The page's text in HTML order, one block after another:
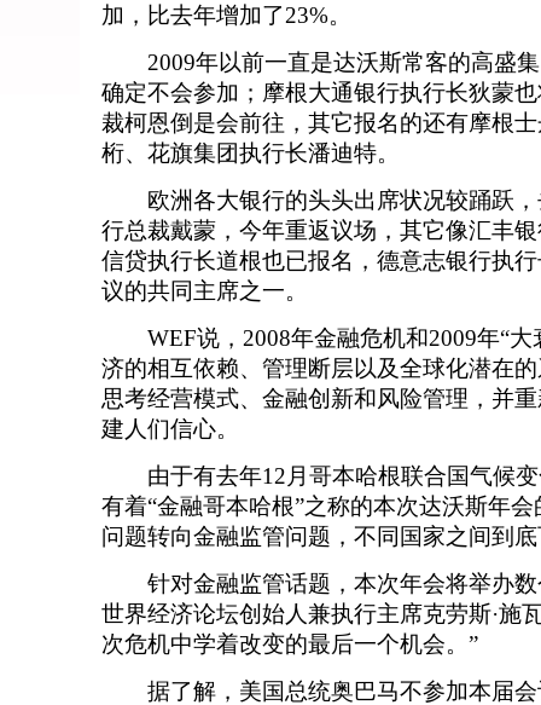
加，比去年增加了23%。
2009年以前一直是达沃斯常客的高盛集
确定不会参加；摩根大通银行执行长狄蒙
裁柯恩倒是会前往，其它报名的还有摩根
桁、花旗集团执行长潘迪特。
欧洲各大银行的头头出席状况较踊跃，
行总裁戴蒙，今年重返议场，其它像汇丰
信贷执行长道根也已报名，德意志银行执
议的共同主席之一。
WEF说，2008年金融危机和2009年“大
济的相互依赖、管理断层以及全球化潜在
思考经营模式、金融创新和风险管理，并
建人们信心。
由于有去年12月哥本哈根联合国气候变
有着“金融哥本哈根”之称的本次达沃斯年
问题转向金融监管问题，不同国家之间到
针对金融监管话题，本次年会将举办数
世界经济论坛创始人兼执行主席克劳斯·施
次危机中学着改变的最后一个机会。”
据了解，美国总统奥巴马不参加本届会